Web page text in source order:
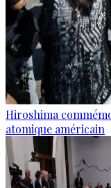
Hiroshima
atomique américain